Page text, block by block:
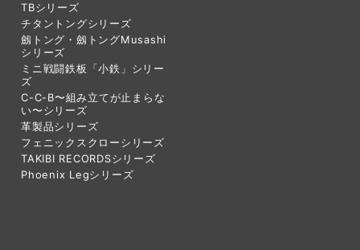
TBシリーズ
チタントングシリーズ
劔トング・劔トングMusashi
シリーズ
ミニ戦闘鉄板「小鉄」シリー
ズ
C-C-B〜組み立てが止まらな
い〜シリーズ
革製品シリーズ
フェニックスクローシリーズ
TAKIBI RECORDSシリーズ
Phoenix Legシリーズ